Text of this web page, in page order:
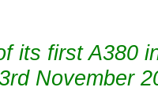
its first A380
November